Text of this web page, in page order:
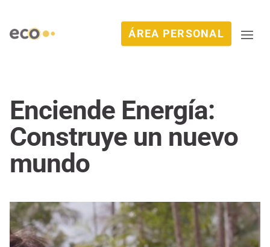
ÁREA PERSONAL
Enciende Energía:
Construye un nuevo
mundo